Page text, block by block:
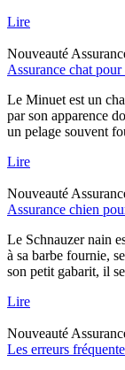
Lire
Nouveauté
Assurance chat
Le Minuet est un
par son apparence
un pelage souvent
Lire
Nouveauté
Assurance chien
Le Schnauzer nain
à sa barbe fournie,
son petit gabarit, il
Lire
Nouveauté
Les erreurs